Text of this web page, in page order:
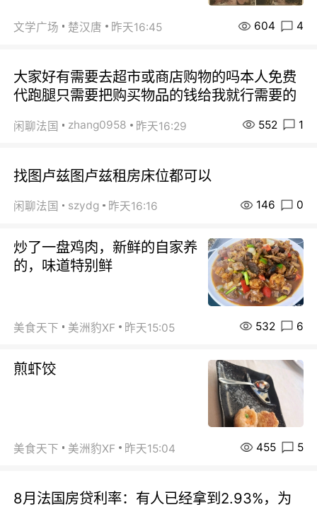
文学广场 楚汉唐 昨天16:45 604 4
大家好有需要去超市或商店购物的吗本人免费
代跑腿只需要把购买物品的钱给我就行需要的
闲聊法国 zhang0958 昨天16:29 552 1
找图卢兹图卢兹租房床位都可以
闲聊法国 szydg 昨天16:16 146 0
炒了一盘鸡肉，新鲜的自家养
的，味道特别鲜
美食天下 美洲豹XF 昨天15:05 532 6
煎虾饺
美食天下 美洲豹XF 昨天15:04 455 5
8月法国房贷利率：有人已经拿到2.93%，为